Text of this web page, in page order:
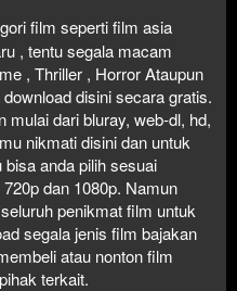
film seperti film asia
, tentu segala macam
, Thriller , Horror Ataupun
disini secara gratis.
dari bluray, web-dl, hd,
nikmati disini dan untuk
anda pilih sesuai
dan 1080p. Namun
penikmat film untuk
segala jenis film bajakan
atau nonton film
terkait.